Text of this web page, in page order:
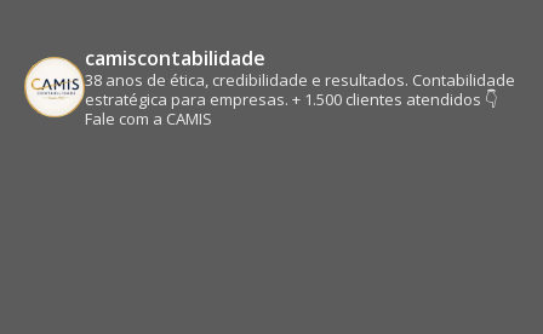
camiscontabilidade
38 anos de ética, credibilidade e resultados. Contabilidade
estratégica para empresas. + 1.500 clientes atendidos 👇
Fale com a CAMIS